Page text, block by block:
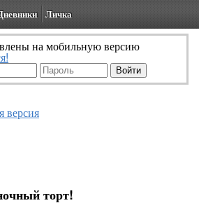
Личка
на мобильную версию
версия
торт!